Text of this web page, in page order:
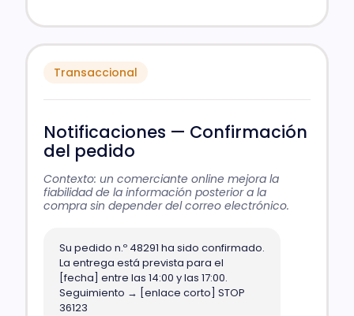
Transaccional
Notificaciones — Confirmación
del pedido
Contexto: un comerciante online mejora la
fiabilidad de la información posterior a la
compra sin depender del correo electrónico.
Su pedido n.º 48291 ha sido confirmado.
La entrega está prevista para el
[fecha] entre las 14:00 y las 17:00.
Seguimiento → [enlace corto] STOP
36123